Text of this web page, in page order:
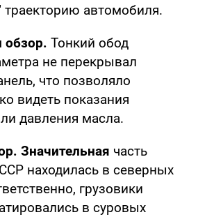
траекторию автомобиля.
обзор. Тонкий обод
не перекрывал
что позволяло
видеть показания
давления масла.
Значительная часть
находилась в северных
грузовики
в суровых